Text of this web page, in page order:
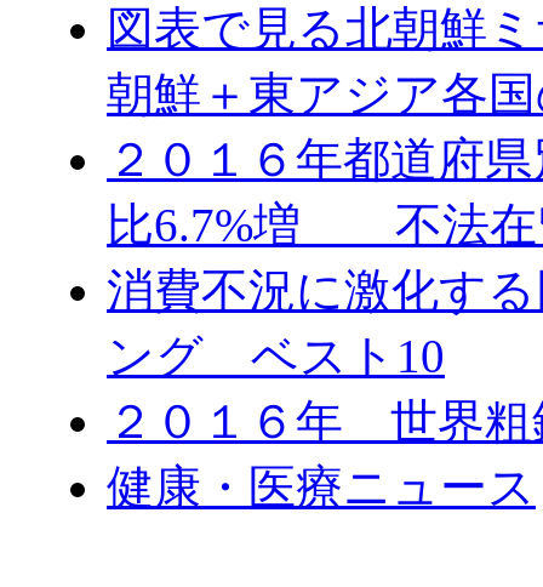
図表で見る北朝鮮
朝鮮＋東アジア各
２０１６年都道府
比6.7%増 不法在
消費不況に激化す
ング ベスト10
２０１６年 世界粗
健康・医療ニュース